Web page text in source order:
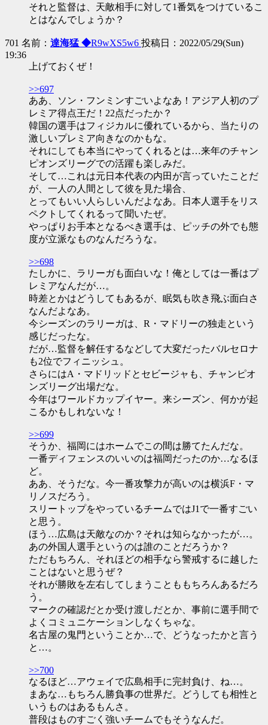
それと監督は、天敵相手に対して1番気をつけているこ
とはなんでしょうか？
701 名前： 達海猛 ◆R9wXS5w6 投稿日：2022/05/29(Sun)
19:36
上げておくぜ！
>>697
ああ、ソン・フンミンすごいよなあ！アジア人初のプ
レミア得点王だ！22点だったか？
韓国の選手はフィジカルに優れているから、当たりの
激しいプレミア向きなのかもな。
それにしても本当にやってくれるとは…来年のチャン
ピオンズリーグでの活躍も楽しみだ。
そして…これは元日本代表の内田が言っていたことだ
が、一人の人間として彼を見た場合、
とってもいい人らしいんだよなあ。日本人選手をリス
ペクトしてくれるって聞いたぜ。
やっぱりお手本となるべき選手は、ピッチの外でも態
度が立派なものなんだろうな。
>>698
たしかに、ラリーガも面白いな！俺としては一番はプ
レミアなんだが…。
時差とかはどうしてもあるが、眠気も吹き飛ぶ面白さ
なんだよなあ。
今シーズンのラリーガは、R・マドリーの独走という
感じだったな。
だが…監督を解任するなどして大変だったバルセロナ
も2位でフィニッシュ。
さらにはA・マドリッドとセビージャも、チャンピオ
ンズリーグ出場だな。
今年はワールドカップイヤー。来シーズン、何かが起
こるかもしれないな！
>>699
そうか、福岡にはホームでこの間は勝てたんだな。
一番ディフェンスのいいのは福岡だったのか…なるほ
ど。
ああ、そうだな。今一番攻撃力が高いのは横浜F・マ
リノスだろう。
スリートップをやっているチームではJ1で一番すごい
と思う。
ほう…広島は天敵なのか？それは知らなかったが…。
あの外国人選手というのは誰のことだろうか？
ただもちろん、それほどの相手なら警戒するに越した
ことはないと思うぜ？
それが勝敗を左右してしまうことももちろんあるだろ
う。
マークの確認だとか受け渡しだとか、事前に選手間で
よくコミュニケーションしなくちゃな。
名古屋の鬼門ということか…で、どうなったかと言う
と…。
>>700
なるほど…アウェイで広島相手に完封負け、ね…。
まあな…もちろん勝負事の世界だ。どうしても相性と
いうものはあるもんさ。
普段はものすごく強いチームでもそうなんだ。